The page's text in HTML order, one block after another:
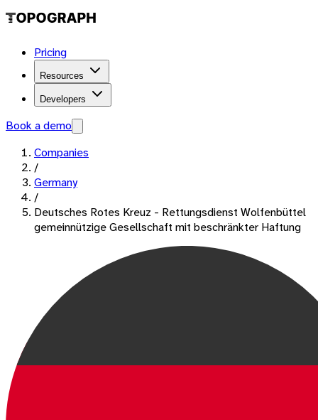
Pricing
Resources
Developers
Book a demo
Companies
/
Germany
/
Deutsches Rotes Kreuz - Rettungsdienst Wolfenbüttel
gemeinnützige Gesellschaft mit beschränkter Haftung